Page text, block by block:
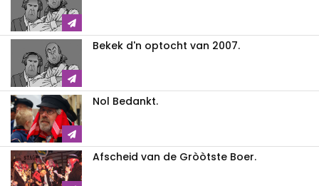
Bekek d'n optocht van 2007.
Nol Bedankt.
Afscheid van de Gròòtste Boer.